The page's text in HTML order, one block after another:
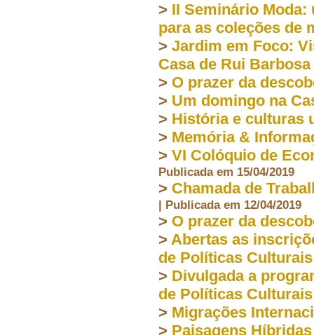
> II Seminário
para as coleções de
> Jardim em Foco:
Casa de Rui Barbosa
> O prazer da
> Um domingo na
> História e culturas
> Memória &
> VI Colóquio de
Publicada em 15/04/2019
> Chamada de
| Publicada em 12/04/2019
> O prazer da
> Abertas as
de Políticas Culturais
> Divulgada a
de Políticas Culturais
> Migrações
> Paisagens Híbridas